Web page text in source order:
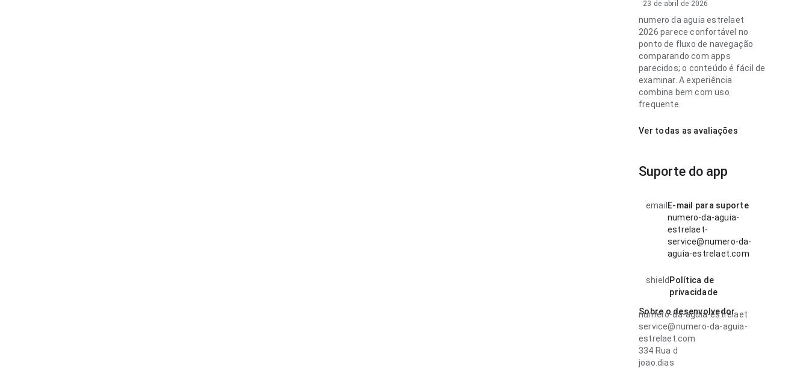
23 de abril de 2026
numero da aguia estrelaet
2026 parece confortável no
ponto de fluxo de navegação
comparando com apps
parecidos; o conteúdo é fácil de
examinar. A experiência
combina bem com uso
frequente.
Ver todas as avaliações
Suporte do app
email E-mail para suporte
numero-da-aguia-
estrelaet-
service@numero-da-
aguia-estrelaet.com
shield Política de
privacidade
Sobre o desenvolvedor
numero-da-aguia-estrelaet
service@numero-da-aguia-
estrelaet.com
334 Rua d
joao.dias